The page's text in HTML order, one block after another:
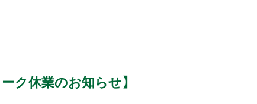
ク休業のお知らせ】